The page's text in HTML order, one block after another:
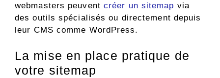
webmasters peuvent créer un sitemap via
des outils spécialisés ou directement depuis
leur CMS comme WordPress.
La mise en place pratique de
votre sitemap